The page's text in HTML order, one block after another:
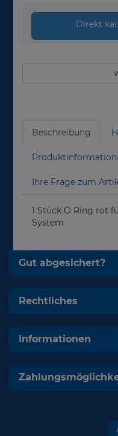
Direkt
Beschreibung
Ihre Frage zum
1 Stück O Ring rot
System
Gut abgesichert?
Rechtliches
Informationen